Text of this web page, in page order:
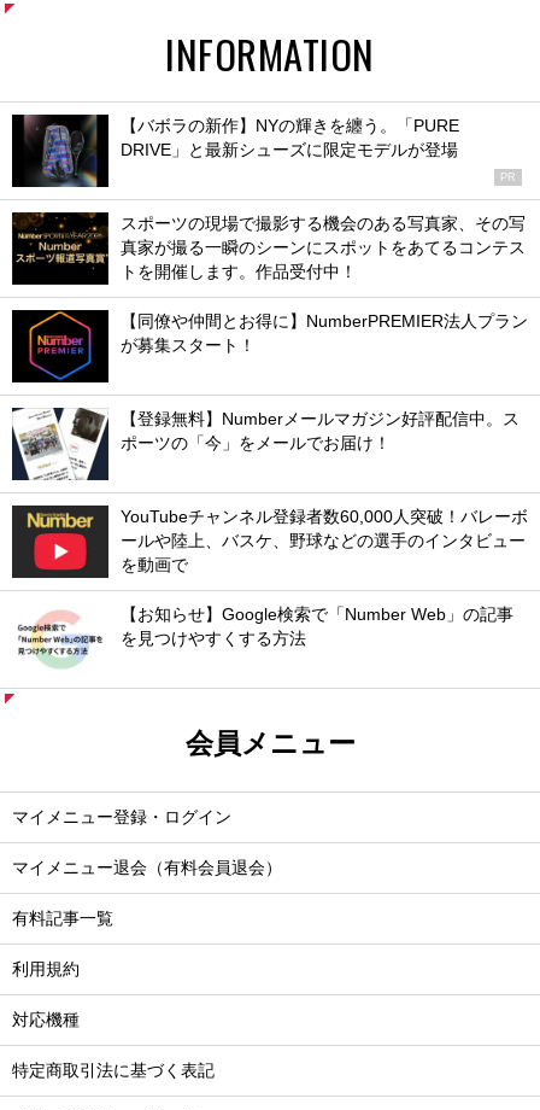
INFORMATION
【バボラの新作】NYの輝きを纏う。「PURE
DRIVE」と最新シューズに限定モデルが登場
PR
スポーツの現場で撮影する機会のある写真家、その写
真家が撮る一瞬のシーンにスポットをあてるコンテス
トを開催します。作品受付中！
【同僚や仲間とお得に】NumberPREMIER法人プラン
が募集スタート！
【登録無料】Numberメールマガジン好評配信中。ス
ポーツの「今」をメールでお届け！
YouTubeチャンネル登録者数60,000人突破！バレーボ
ールや陸上、バスケ、野球などの選手のインタビュー
を動画で
【お知らせ】Google検索で「Number Web」の記事
を見つけやすくする方法
会員メニュー
マイメニュー登録・ログイン
マイメニュー退会（有料会員退会）
有料記事一覧
利用規約
対応機種
特定商取引法に基づく表記